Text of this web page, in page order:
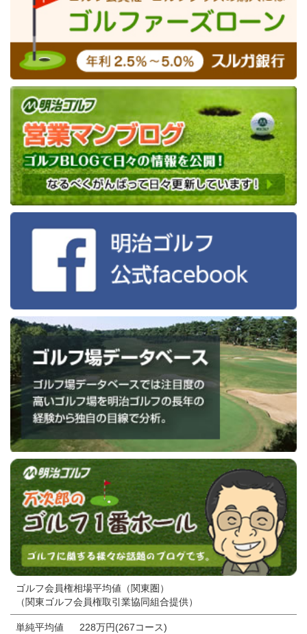
ゴルフ会員権相場平均値（関東圏）
（関東ゴルフ会員権取引業協同組合提供）
単純平均値
228万円(267コース)